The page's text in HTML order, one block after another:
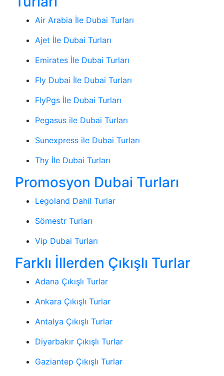
Air Arabia İle Dubai Turları
Ajet İle Dubai Turları
Emirates İle Dubai Turları
Fly Dubai İle Dubai Turları
FlyPgs İle Dubai Turları
Pegasus ile Dubai Turları
Sunexpress ile Dubai Turları
Thy İle Dubai Turları
Promosyon Dubai Turları
Legoland Dahil Turlar
Sömestr Turları
Vip Dubai Turları
Farklı İllerden Çıkışlı Turlar
Adana Çıkışlı Turlar
Ankara Çıkışlı Turlar
Antalya Çıkışlı Turlar
Diyarbakır Çıkışlı Turlar
Gaziantep Çıkışlı Turlar